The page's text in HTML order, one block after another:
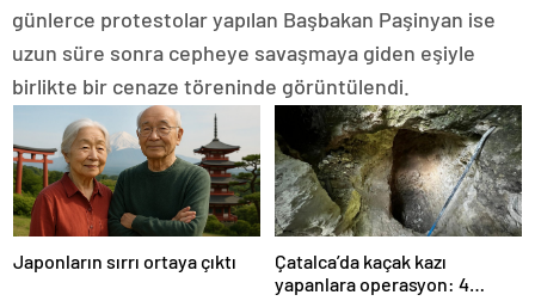
günlerce protestolar yapılan Başbakan Paşinyan ise
uzun süre sonra cepheye savaşmaya giden eşiyle
birlikte bir cenaze töreninde görüntülendi.
Japonların sırrı ortaya çıktı
Çatalca’da kaçak kazı
yapanlara operasyon: 4